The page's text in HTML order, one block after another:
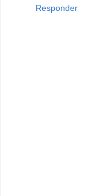
Responder